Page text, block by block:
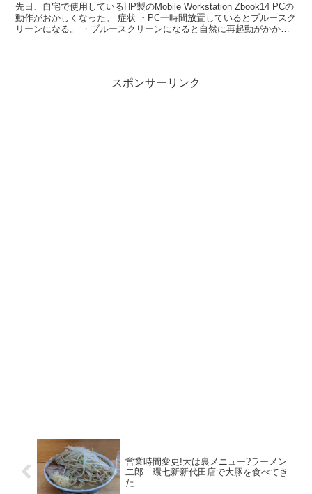
先日、自宅で使用しているHP製のMobile Workstation Zbook14 PCの
動作がおかしくなった。 症状 ・PC一時間放置しているとブルースク
リーンになる。 ・ブルースクリーンになると自然に再起動がかか
スポンサーリンク
営業時間変更!大は裏メニュー?ラーメン
二郎 環七新新代田店で大豚を食べてき
た